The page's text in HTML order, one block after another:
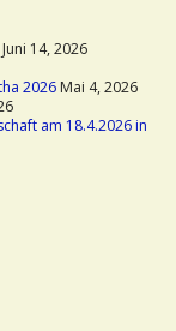
Juni 14, 2026
2026Mai 4, 2026
am 18.4.2026 in